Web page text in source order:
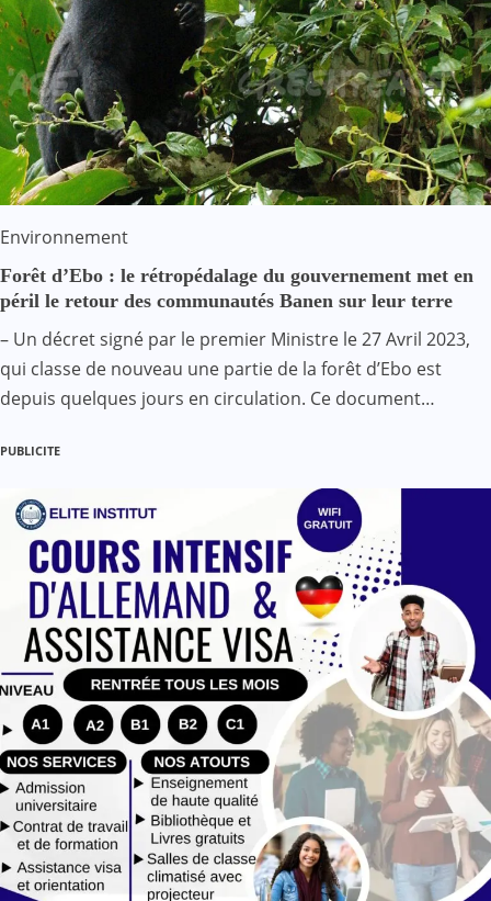
Environnement
Forêt d’Ebo : le rétropédalage du gouvernement met en
péril le retour des communautés Banen sur leur terre
– Un décret signé par le premier Ministre le 27 Avril 2023,
qui classe de nouveau une partie de la forêt d’Ebo est
depuis quelques jours en circulation. Ce document…
PUBLICITE